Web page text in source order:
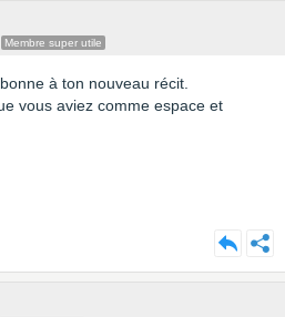
Membre super utile
à ton nouveau récit.
vous aviez comme espace et